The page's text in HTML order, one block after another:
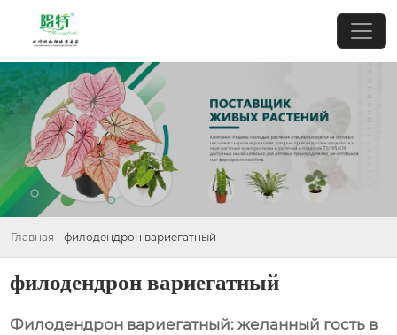
Главная - филодендрон вариегатный
филодендрон вариегатный
Филодендрон вариегатный: желанный гость в